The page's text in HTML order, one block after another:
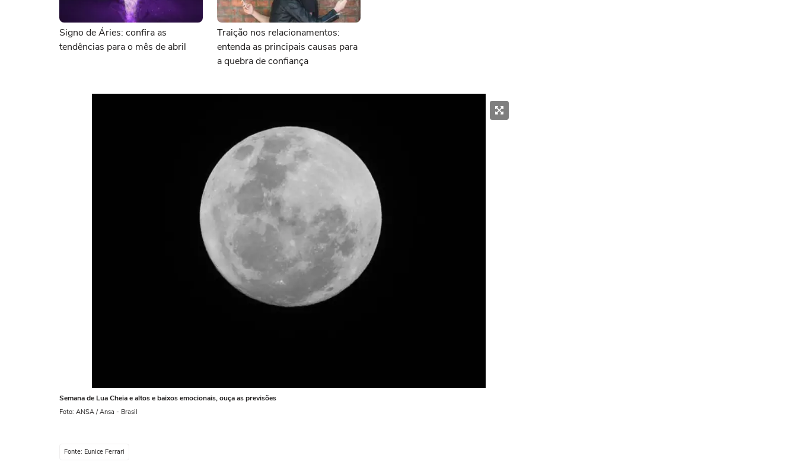
Signo de Áries: confira as
tendências para o mês de abril
Traição nos relacionamentos:
entenda as principais causas para
a quebra de confiança
Semana de Lua Cheia e altos e baixos emocionais, ouça as previsões
Foto: ANSA / Ansa - Brasil
Fonte: Eunice Ferrari